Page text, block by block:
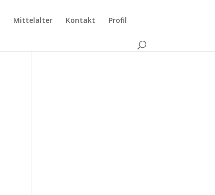
Mittelalter Kontakt Profil